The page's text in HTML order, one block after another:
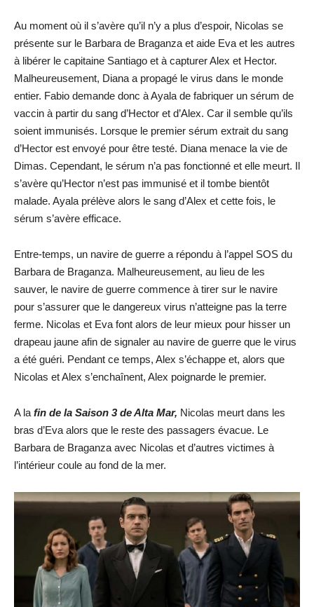
Au moment où il s’avère qu’il n’y a plus d’espoir, Nicolas se
présente sur le Barbara de Braganza et aide Eva et les autres
à libérer le capitaine Santiago et à capturer Alex et Hector.
Malheureusement, Diana a propagé le virus dans le monde
entier. Fabio demande donc à Ayala de fabriquer un sérum de
vaccin à partir du sang d’Hector et d’Alex. Car il semble qu’ils
soient immunisés. Lorsque le premier sérum extrait du sang
d’Hector est envoyé pour être testé. Diana menace la vie de
Dimas. Cependant, le sérum n’a pas fonctionné et elle meurt. Il
s’avère qu’Hector n’est pas immunisé et il tombe bientôt
malade. Ayala prélève alors le sang d’Alex et cette fois, le
sérum s’avère efficace.
Entre-temps, un navire de guerre a répondu à l’appel SOS du
Barbara de Braganza. Malheureusement, au lieu de les
sauver, le navire de guerre commence à tirer sur le navire
pour s’assurer que le dangereux virus n’atteigne pas la terre
ferme. Nicolas et Eva font alors de leur mieux pour hisser un
drapeau jaune afin de signaler au navire de guerre que le virus
a été guéri. Pendant ce temps, Alex s’échappe et, alors que
Nicolas et Alex s’enchaînent, Alex poignarde le premier.
A la fin de la Saison 3 de Alta Mar, Nicolas meurt dans les
bras d’Eva alors que le reste des passagers évacue. Le
Barbara de Braganza avec Nicolas et d’autres victimes à
l’intérieur coule au fond de la mer.